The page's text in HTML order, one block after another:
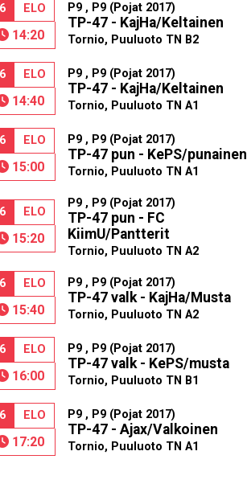
ELO
14:20
P9 , P9 (Pojat 2017)
TP-47 - KajHa/Keltainen
Tornio, Puuluoto TN B2
ELO
14:40
P9 , P9 (Pojat 2017)
TP-47 - KajHa/Keltainen
Tornio, Puuluoto TN A1
ELO
15:00
P9 , P9 (Pojat 2017)
TP-47 pun - KePS/punainen
Tornio, Puuluoto TN A1
ELO
15:20
P9 , P9 (Pojat 2017)
TP-47 pun - FC
KiimU/Pantterit
Tornio, Puuluoto TN A2
ELO
15:40
P9 , P9 (Pojat 2017)
TP-47 valk - KajHa/Musta
Tornio, Puuluoto TN A2
ELO
16:00
P9 , P9 (Pojat 2017)
TP-47 valk - KePS/musta
Tornio, Puuluoto TN B1
ELO
17:20
P9 , P9 (Pojat 2017)
TP-47 - Ajax/Valkoinen
Tornio, Puuluoto TN A1